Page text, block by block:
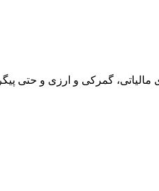
مالیاتی، گمرکی و ارزی و حتی